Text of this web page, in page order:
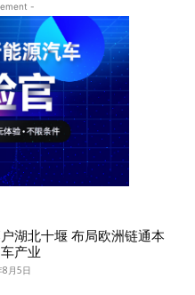
-
湖北十堰 布局欧洲链通本
产业
月5日